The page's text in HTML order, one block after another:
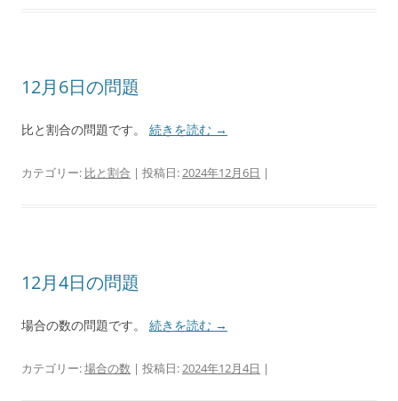
12月6日の問題
比と割合の問題です。 続きを読む →
カテゴリー: 比と割合 | 投稿日:2024年12月6日 |
12月4日の問題
場合の数の問題です。 続きを読む →
カテゴリー:場合の数 | 投稿日:2024年12月4日 |